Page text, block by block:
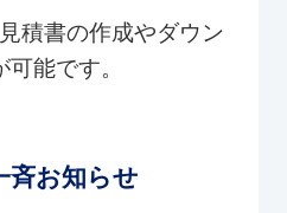
積書の作成やダウン
可能です。
斉お知らせ